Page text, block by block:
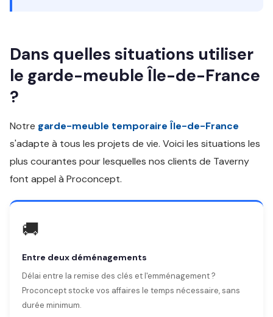
Dans quelles situations utiliser
le garde-meuble Île-de-France
?
Notre garde-meuble temporaire Île-de-France
s'adapte à tous les projets de vie. Voici les situations les
plus courantes pour lesquelles nos clients de Taverny
font appel à Proconcept.
🚚
Entre deux déménagements
Délai entre la remise des clés et l'emménagement ?
Proconcept stocke vos affaires le temps nécessaire, sans
durée minimum.